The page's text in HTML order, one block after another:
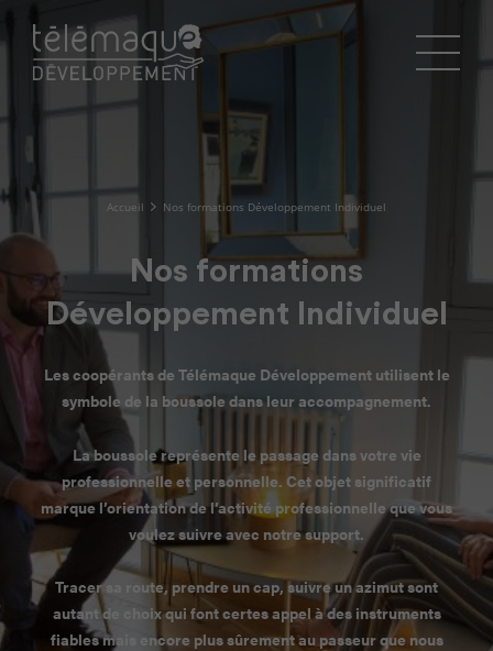
Accueil Nos formations Développement Individuel
Nos formations
Développement Individuel
Les coopérants de Télémaque Développement utilisent le
symbole de la boussole dans leur accompagnement.
La boussole représente le passage dans votre vie
professionnelle et personnelle. Cet objet significatif
marque l’orientation de l’activité professionnelle que vous
voulez suivre avec notre support.
Tracer sa route, prendre un cap, suivre un azimut sont
autant de choix qui font certes appel à des instruments
fiables mais encore plus sûrement au passeur que nous